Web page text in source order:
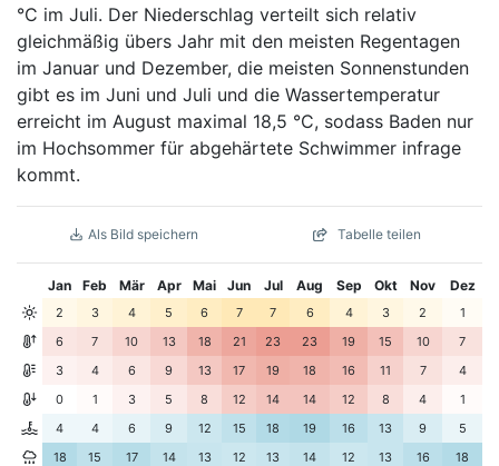
°C im Juli. Der Niederschlag verteilt sich relativ
gleichmäßig übers Jahr mit den meisten Regentagen
im Januar und Dezember, die meisten Sonnenstunden
gibt es im Juni und Juli und die Wassertemperatur
erreicht im August maximal 18,5 °C, sodass Baden nur
im Hochsommer für abgehärtete Schwimmer infrage
kommt.
Als Bild speichern Tabelle teilen
Jan Feb Mär Apr Mai Jun Jul Aug Sep Okt Nov Dez
2 3 4 5 6 7 7 6 4 3 2
1
6
7 10 13 18 21 23 23 19 15 10
7
3
4 6 9 13 17 19 18 16 11 7
4
0
1 3 5 8 12 14 14 12 8 4
1
4
4 6 9 12 15 18 19 16 13 9
5
18
15 17 14 13 12 13 14 12 13 16 18